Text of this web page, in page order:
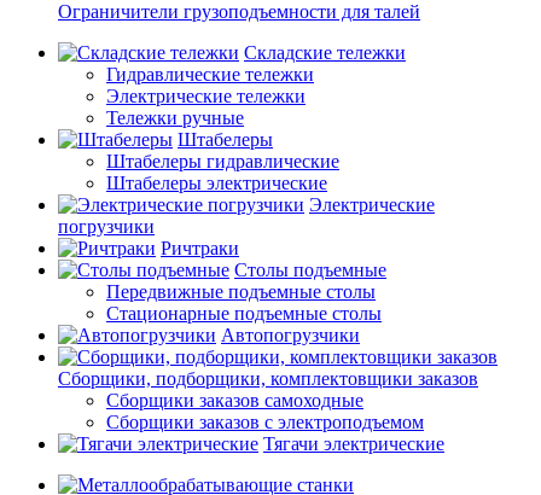
Ограничители грузоподъемности для талей
Складские тележки
Гидравлические тележки
Электрические тележки
Тележки ручные
Штабелеры
Штабелеры гидравлические
Штабелеры электрические
Электрические
погрузчики
Ричтраки
Столы подъемные
Передвижные подъемные столы
Стационарные подъемные столы
Автопогрузчики
Сборщики, подборщики, комплектовщики заказов
Сборщики заказов самоходные
Сборщики заказов с электроподъемом
Тягачи электрические